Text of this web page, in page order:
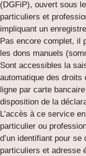
(DGFiP), ouvert sous
particuliers et
impliquant un
Pas encore complet, il
les dons manuels
Sont accessibles la
automatique des droits
ligne par carte
disposition de la
L’accès à ce service
particulier ou
d’un identifiant pour
particuliers et adresse